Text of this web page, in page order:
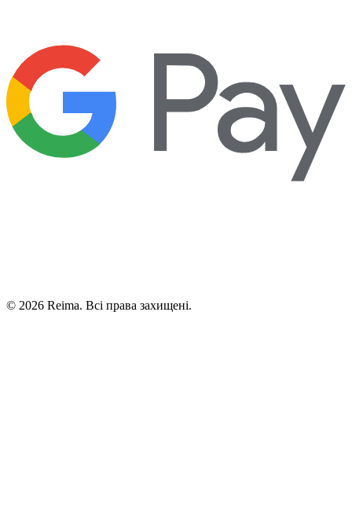
© 2026 Reima. Всі права захищені.